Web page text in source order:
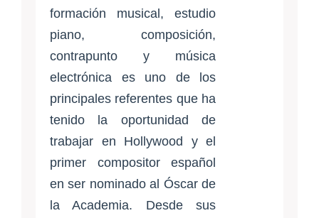
formación musical, estudio
piano, composición,
contrapunto y música
electrónica es uno de los
principales referentes que ha
tenido la oportunidad de
trabajar en Hollywood y el
primer compositor español
en ser nominado al Óscar de
la Academia. Desde sus